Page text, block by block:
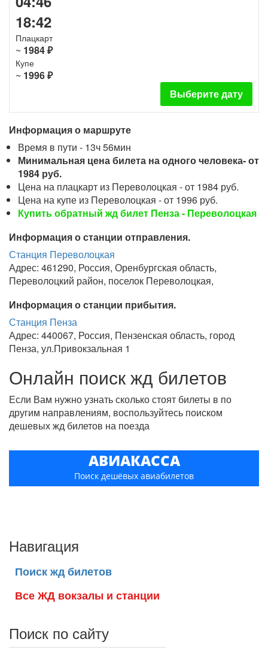
18:42
Плацкарт
~ 1984 ₽
Купе
~ 1996 ₽
Выберите дату
Информация о маршруте
Время в пути - 13ч 56мин
Минимальная цена билета на одного человека- от
1984 руб.
Цена на плацкарт из Переволоцкая - от 1984 руб.
Цена на купе из Переволоцкая - от 1996 руб.
Купить обратный жд билет Пенза - Переволоцкая
Информация о станции отправления.
Станция Переволоцкая
Адрес: 461290, Россия, Оренбургская область,
Переволоцкий район, поселок Переволоцкая,
Информация о станции прибытия.
Станция Пенза
Адрес: 440067, Россия, Пензенская область, город
Пенза, ул.Привокзальная 1
Онлайн поиск жд билетов
Если Вам нужно узнать сколько стоят билеты в по
другим направлениям, воспользуйтесь поиском
дешевых жд билетов на поезда
АВИАКАССА
Поиск дешёвых авиабилетов
Навигация
Поиск жд билетов
Все ЖД вокзалы и станции
Поиск по сайту